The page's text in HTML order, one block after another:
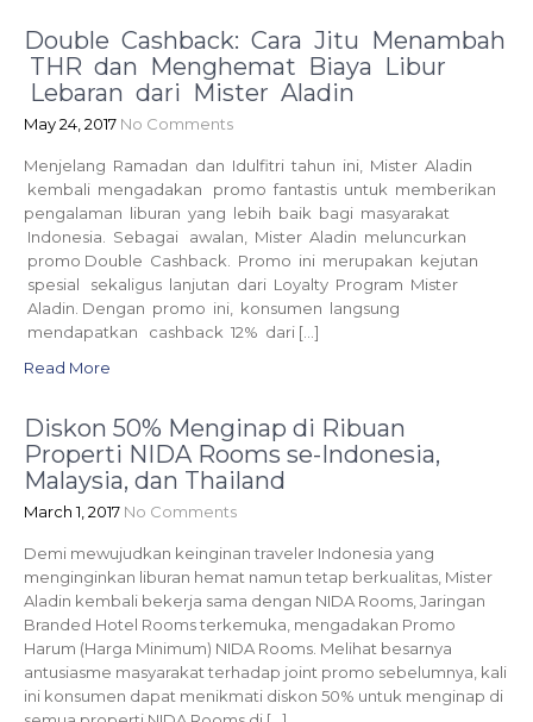
Double Cashback: Cara Jitu Menambah
THR dan Menghemat Biaya Libur
Lebaran dari Mister Aladin
May 24, 2017 No Comments
Menjelang Ramadan dan Idulfitri tahun ini, Mister Aladin
kembali mengadakan promo fantastis untuk memberikan
pengalaman liburan yang lebih baik bagi masyarakat
Indonesia. Sebagai awalan, Mister Aladin meluncurkan
promo Double Cashback. Promo ini merupakan kejutan
spesial sekaligus lanjutan dari Loyalty Program Mister
Aladin. Dengan promo ini, konsumen langsung
mendapatkan cashback 12% dari […]
Read More
Diskon 50% Menginap di Ribuan
Properti NIDA Rooms se-Indonesia,
Malaysia, dan Thailand
March 1, 2017 No Comments
Demi mewujudkan keinginan traveler Indonesia yang
menginginkan liburan hemat namun tetap berkualitas, Mister
Aladin kembali bekerja sama dengan NIDA Rooms, Jaringan
Branded Hotel Rooms terkemuka, mengadakan Promo
Harum (Harga Minimum) NIDA Rooms. Melihat besarnya
antusiasme masyarakat terhadap joint promo sebelumnya, kali
ini konsumen dapat menikmati diskon 50% untuk menginap di